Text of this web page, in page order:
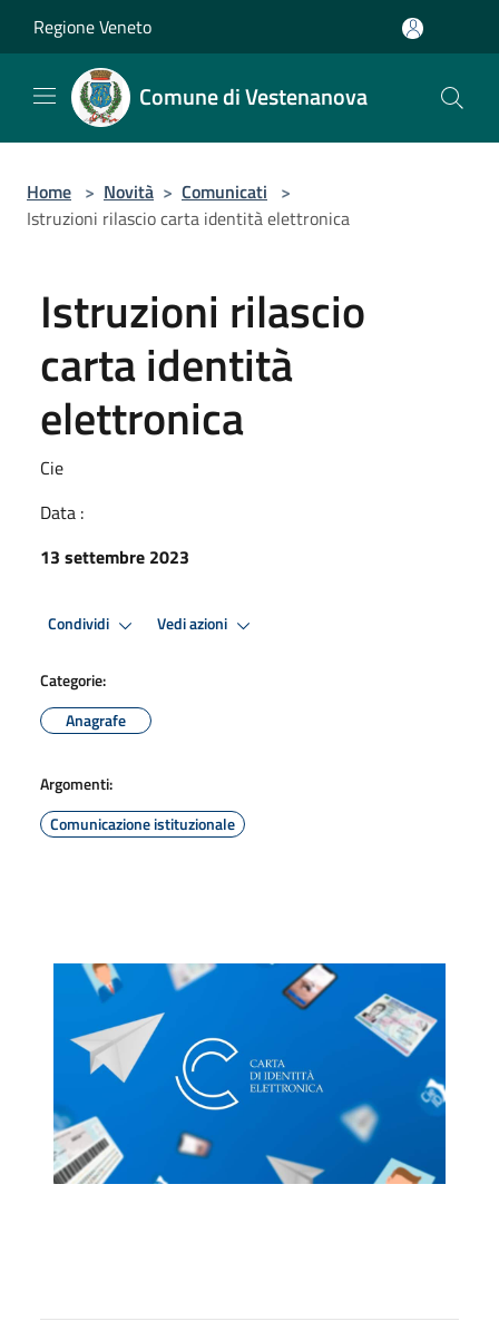
Regione Veneto
Comune di Vestenanova
Home > Novità > Comunicati >
Istruzioni rilascio carta identità elettronica
Istruzioni rilascio
carta identità
elettronica
Cie
Data :
13 settembre 2023
Condividi Vedi azioni
Categorie:
Anagrafe
Argomenti:
Comunicazione istituzionale